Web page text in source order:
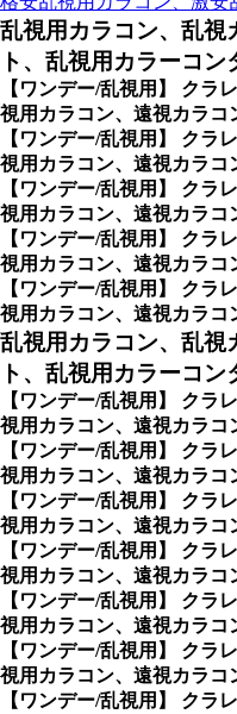
乱視用カラコン、乱視
ト、乱視用カラーコ
【ワンデー/乱視用】 クラ
視用カラコン、遠視カラコ
【ワンデー/乱視用】 クラ
視用カラコン、遠視カラ
【ワンデー/乱視用】 クラ
視用カラコン、遠視カラコ
【ワンデー/乱視用】 クラ
視用カラコン、遠視カラ
【ワンデー/乱視用】 クラ
視用カラコン、遠視カラ
乱視用カラコン、乱視
ト、乱視用カラーコ
【ワンデー/乱視用】 クラ
視用カラコン、遠視カラ
【ワンデー/乱視用】 クラ
視用カラコン、遠視カラコ
【ワンデー/乱視用】 クラ
視用カラコン、遠視カラコ
【ワンデー/乱視用】 クラ
視用カラコン、遠視カラ
【ワンデー/乱視用】 クラ
視用カラコン、遠視カラ
【ワンデー/乱視用】 クラ
視用カラコン、遠視カラ
【ワンデー/乱視用】 クラ